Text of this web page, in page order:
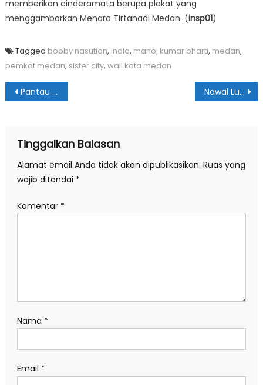
memberikan cinderamata berupa plakat yang
menggambarkan Menara Tirtanadi Medan. (insp01)
Tagged bobby nasution, india, manoj kumar bharti, medan,
pemkot medan, sister city, wali kota medan
Navigasi
Pantau di Pasar Petisah, Bobby Targetkan Vaksinasi Seluruh Pelayan Publik Capai 30% Nawal Lubis: Perajin di Kawasan Danau Toba Jadi Fokus Utama Dekranasda
Tinggalkan Balasan
Alamat email Anda tidak akan dipublikasikan. Ruas yang
wajib ditandai *
Komentar *
Nama *
Email *